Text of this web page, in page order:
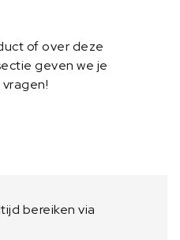
of over deze
geven we je
bereiken via